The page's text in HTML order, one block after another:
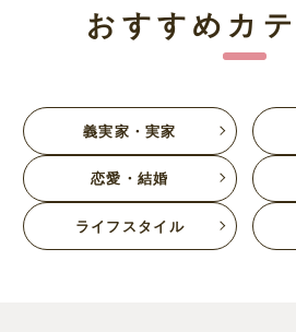
おすすめカ
義実家・実家
恋愛・結婚
ライフスタイル